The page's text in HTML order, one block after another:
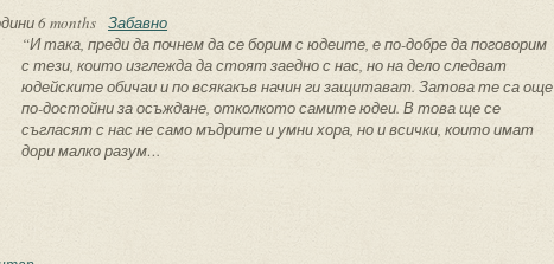
6 months Забавно
“И така, преди да почнем да се борим с юдеите, е по-добре да поговорим
с тези, които изглежда да стоят заедно с нас, но на дело следват
юдейските обичаи и по всякакъв начин ги защитават. Затова те са още
по-достойни за осъждане, отколкото самите юдеи. В това ще се
съгласят с нас не само мъдрите и умни хора, но и всички, които имат
дори малко разум…